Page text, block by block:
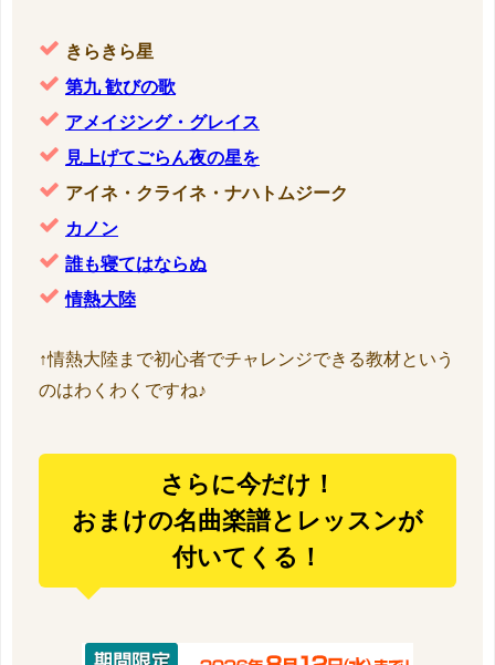
きらきら星
第九 歓びの歌
アメイジング・グレイス
見上げてごらん夜の星を
アイネ・クライネ・ナハトムジーク
カノン
誰も寝てはならぬ
情熱大陸
↑情熱大陸まで初心者でチャレンジできる教材という
のはわくわくですね♪
さらに今だけ！
おまけの名曲楽譜とレッスンが
付いてくる！